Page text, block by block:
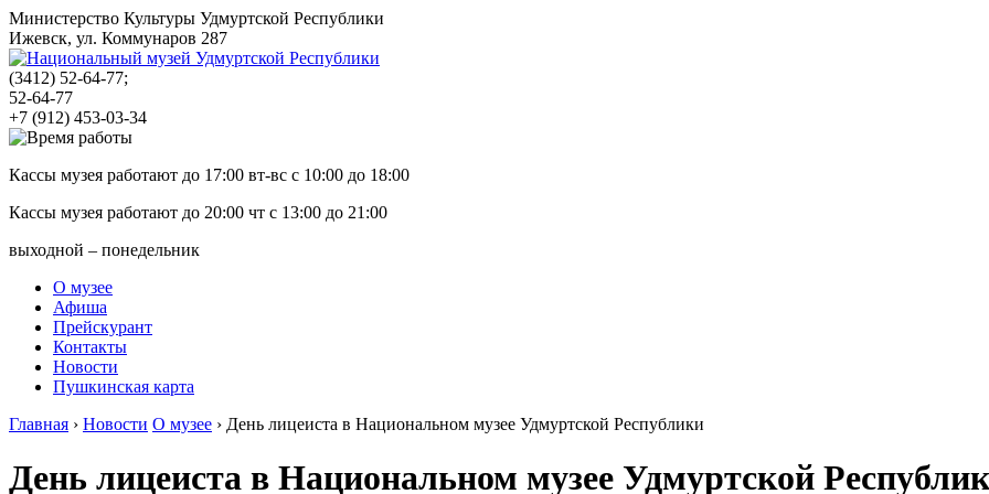
Министерство Культуры Удмуртской Республики
Ижевск, ул. Коммунаров 287
(3412) 52-64-77;
52-64-77
+7 (912) 453-03-34
Кассы музея работают до 17:00 вт-вс с 10:00 до 18:00
Кассы музея работают до 20:00 чт с 13:00 до 21:00
выходной – понедельник
О музее
Афиша
Прейскурант
Контакты
Новости
Пушкинская карта
Главная › Новости О музее › День лицеиста в Национальном музее Удмуртской Республики
День лицеиста в Национальном музее Удмуртской